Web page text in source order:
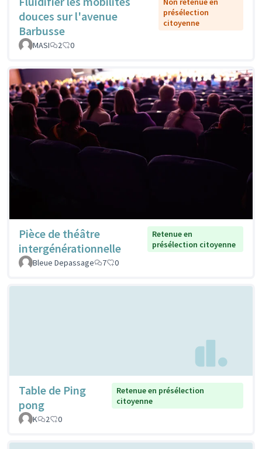
douces sur l'avenue
Barbusse
présélection
citoyenne
MASI 2 0
Pièce de théâtre
intergénérationnelle
Retenue en
présélection citoyenne
Bleue Depassage
7 0
Table de Ping
pong
Retenue en présélection
citoyenne
K
2 0